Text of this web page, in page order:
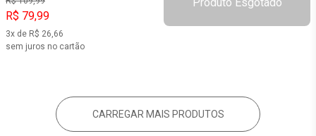
R$ 79,99
3x de R$ 26,66
sem juros no cartão
Produto Esgotado
CARREGAR MAIS PRODUTOS